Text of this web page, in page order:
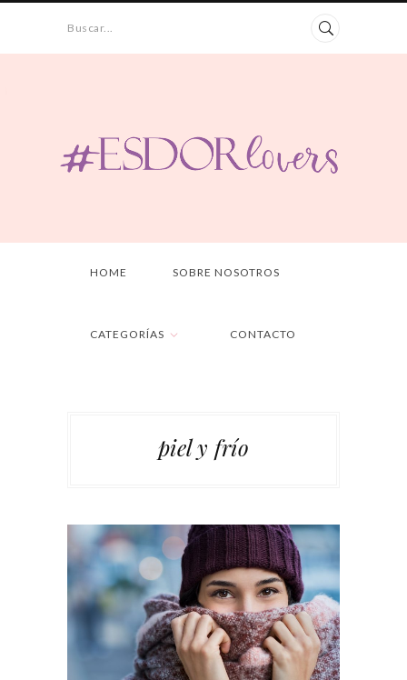
Buscar...
HOME SOBRE NOSOTROS
CATEGORÍAS CONTACTO
piel y frío